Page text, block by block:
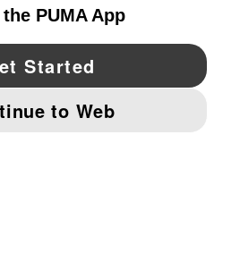
Pinterest
IMPRINT AND LEGAL DATA